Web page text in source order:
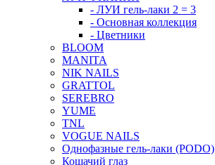
- ЛУИ гель-лаки 2 = 3
- Основная коллекция
- Цветники
BLOOM
MANITA
NIK NAILS
GRATTOL
SEREBRO
YUME
TNL
VOGUE NAILS
Однофазные гель-лаки (PODO)
Кошачий глаз